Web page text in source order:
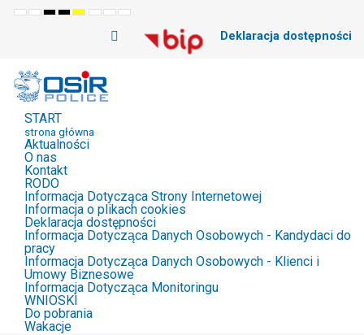
Default
Night
HighHighHigh
Contrast
Yellow
Set
Smaller
Font
Set
Default
Font
Set
Font
Deklaracja dostępności
START
strona główna
Aktualności
O nas
Kontakt
RODO
Informacja Dotycząca Strony Internetowej
Informacja o plikach cookies
Deklaracja dostępności
Informacja Dotycząca Danych Osobowych - Kandydaci do
pracy
Informacja Dotycząca Danych Osobowych - Klienci i
Umowy Biznesowe
Informacja Dotycząca Monitoringu
WNIOSKI
Do pobrania
Wakacje